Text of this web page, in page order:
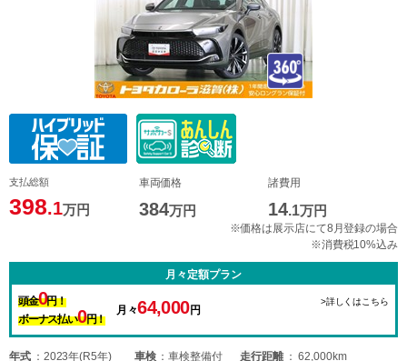
支払総額
398.1万円
車両価格
384万円
諸費用
14.1万円
※価格は展示店にて8月登録の場合
※消費税10%込み
月々定額プラン
頭金0円！
ボーナス払い0円！
月々64,000円
>詳しくはこちら
年式 2023年(R5年) 車検 車検整備付 走行距離
62,000km